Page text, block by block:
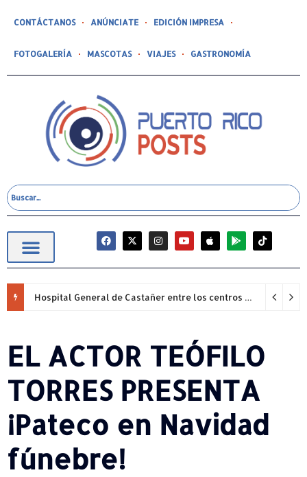
CONTÁCTANOS ANÚNCIATE EDICIÓN IMPRESA
FOTOGALERÍA MASCOTAS VIAJES GASTRONOMÍA
Hospital General de Castañer entre los centros de salud comunitarios con mejor desempeño clínico de Estados Unidos
EL ACTOR TEÓFILO
TORRES PRESENTA
¡Pateco en Navidad
fúnebre!